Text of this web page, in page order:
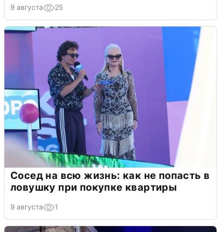
9 августа 25
Сосед на всю жизнь: как не попасть в
ловушку при покупке квартиры
9 августа 1